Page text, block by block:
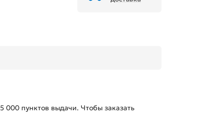
000 пунктов выдачи. Чтобы заказать